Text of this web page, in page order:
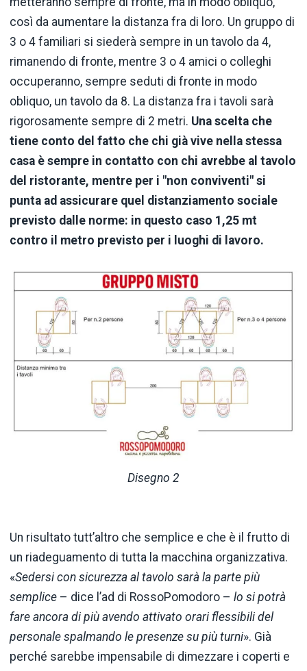
così da aumentare la distanza fra di loro. Un gruppo di
3 o 4 familiari si siederà sempre in un tavolo da 4,
rimanendo di fronte, mentre 3 o 4 amici o colleghi
occuperanno, sempre seduti di fronte in modo
obliquo, un tavolo da 8. La distanza fra i tavoli sarà
rigorosamente sempre di 2 metri. Una scelta che
tiene conto del fatto che chi già vive nella stessa
casa è sempre in contatto con chi avrebbe al tavolo
del ristorante, mentre per i "non conviventi" si
punta ad assicurare quel distanziamento sociale
previsto dalle norme: in questo caso 1,25 mt
contro il metro previsto per i luoghi di lavoro.
Disegno 2
Un risultato tutt’altro che semplice e che è il frutto di
un riadeguamento di tutta la macchina organizzativa.
«Sedersi con sicurezza al tavolo sarà la parte più
semplice – dice l’ad di RossoPomodoro – lo si potrà
fare ancora di più avendo attivato orari flessibili del
personale spalmando le presenze su più turni». Già
perché sarebbe impensabile di dimezzare i coperti e